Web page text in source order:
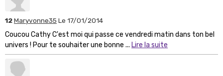
12Maryvonne35 Le 17/01/2014
Coucou Cathy C'est moi qui passe ce vendredi matin dans ton bel
univers ! Pour te souhaiter une bonne ... Lire la suite